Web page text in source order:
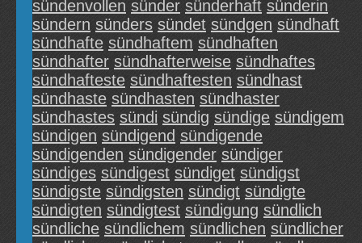
sündenvollen sünder sünderhaft sünderin
sündern sünders sündet sündgen sündhaft
sündhafte sündhaftem sündhaften
sündhafter sündhafterweise sündhaftes
sündhafteste sündhaftesten sündhast
sündhaste sündhasten sündhaster
sündhastes sündi sündig sündige sündigem
sündigen sündigend sündigende
sündigenden sündigender sündiger
sündiges sündigest sündiget sündigst
sündigste sündigsten sündigt sündigte
sündigten sündigtest sündigung sündlich
sündliche sündlichem sündlichen sündlicher